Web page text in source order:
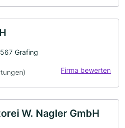
Grafing
Firma bewerten
W. Nagler GmbH